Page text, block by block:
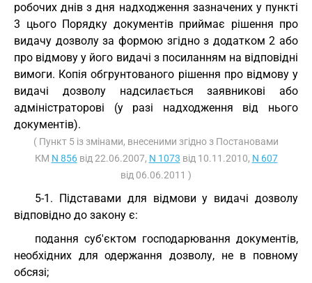
робочих днів з дня надходження зазначених у пункті
3 цього Порядку документів приймає рішення про
видачу дозволу за формою згідно з додатком 2 або
про відмову у його видачі з посиланням на відповідні
вимоги. Копія обгрунтованого рішення про відмову у
видачі дозволу надсилається заявникові або
адміністраторові (у разі надходження від нього
документів).
( Пункт 5 із змінами, внесеними згідно з Постановами
КМ N 856від 22.06.2007, N 1073 від 10.11.2010, N 607
від 06.06.2011 )
5-1. Підставами для відмови у видачі дозволу
відповідно до закону є:
подання суб'єктом господарювання документів,
необхідних для одержання дозволу, не в повному
обсязі;